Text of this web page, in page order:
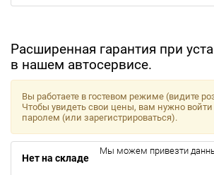
Расширенная гарантия при
в нашем автосервисе.
Вы работаете в гостевом режиме (видите
Чтобы увидеть свои цены, вам нужно
паролем (или зарегистрироваться).
Нет на складе
Мы можем привезти